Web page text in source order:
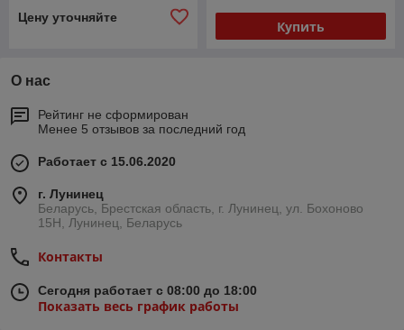
Цену уточняйте
Купить
О нас
Рейтинг не сформирован
Менее 5 отзывов за последний год
Работает с 15.06.2020
г. Лунинец
Беларусь, Брестская область, г. Лунинец, ул. Бохоново
15Н, Лунинец, Беларусь
Контакты
Сегодня работает с 08:00 до 18:00
Показать весь график работы